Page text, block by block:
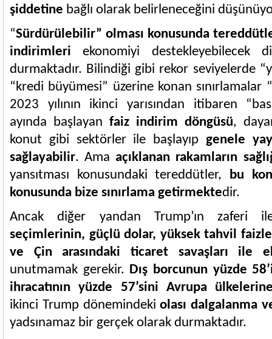
şiddetine bağlı olarak belirleneceğini
“Sürdürülebilir” olması konusunda
indirimleri ekonomiyi destekleyebilecek
durmaktadır. Bilindiği gibi rekor seviyelerde
“kredi büyümesi” üzerine konan sınırlamalar
2023 yılının ikinci yarısından itibaren
ayında başlayan faiz indirim döngüsü,
konut gibi sektörler ile başlayıp genele
sağlayabilir. Amaaçıklanan rakamların
yansıtması konusundaki tereddütler, bu
konusunda bize sınırlama getirmektedir.
Ancak diğer yandan Trump’ın zaferi
seçimlerinin, güçlü dolar, yüksek tahvil
ve Çin arasındaki ticaret savaşları ile
unutmamak gerekir. Dış borcunun yüzde
ihracatının yüzde 57’sini Avrupa
ikinci Trump dönemindekiolası dalgalanma
yadsınamaz bir gerçek olarak durmaktadır.